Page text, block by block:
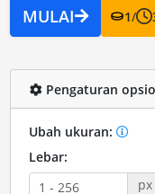
MULAI 1/
Pengaturan
Ubah ukuran:
Lebar:
px